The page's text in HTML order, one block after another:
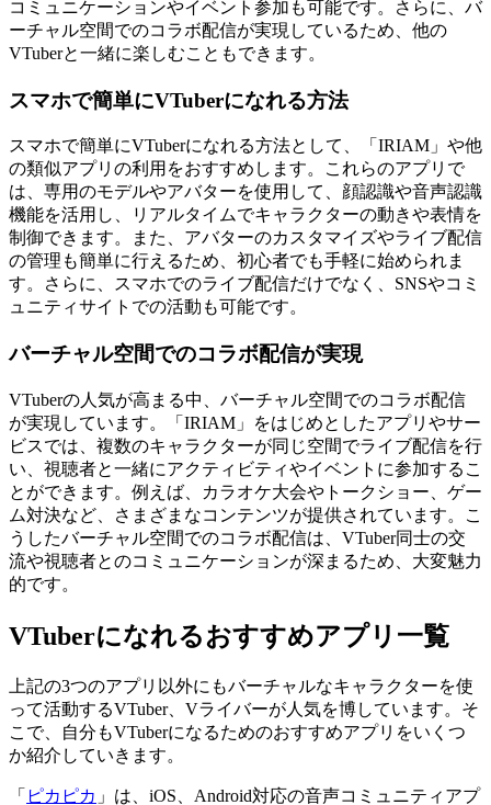
コミュニケーションやイベント参加も可能です。さらに、バ
ーチャル空間でのコラボ配信が実現しているため、他の
VTuberと一緒に楽しむこともできます。
スマホで簡単にVTuberになれる方法
スマホで簡単にVTuberになれる方法として、「IRIAM」や他
の類似アプリの利用をおすすめします。これらのアプリで
は、専用のモデルやアバターを使用して、顔認識や音声認識
機能を活用し、リアルタイムでキャラクターの動きや表情を
制御できます。また、アバターのカスタマイズやライブ配信
の管理も簡単に行えるため、初心者でも手軽に始められま
す。さらに、スマホでのライブ配信だけでなく、SNSやコミ
ュニティサイトでの活動も可能です。
バーチャル空間でのコラボ配信が実現
VTuberの人気が高まる中、バーチャル空間でのコラボ配信
が実現しています。「IRIAM」をはじめとしたアプリやサー
ビスでは、複数のキャラクターが同じ空間でライブ配信を行
い、視聴者と一緒にアクティビティやイベントに参加するこ
とができます。例えば、カラオケ大会やトークショー、ゲー
ム対決など、さまざまなコンテンツが提供されています。こ
うしたバーチャル空間でのコラボ配信は、VTuber同士の交
流や視聴者とのコミュニケーションが深まるため、大変魅力
的です。
VTuberになれるおすすめアプリ一覧
上記の3つのアプリ以外にもバーチャルなキャラクターを使
って活動するVTuber、Vライバーが人気を博しています。そ
こで、自分もVTuberになるためのおすすめアプリをいくつ
か紹介していきます。
「 ピカピカ 」は、iOS、Android対応の音声コミュニティアプ